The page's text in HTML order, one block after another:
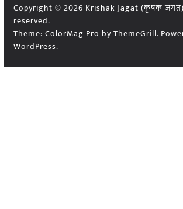
Copyright © 2026 Krishak Jagat (कृषक जगत)
reserved.
Theme: ColorMag Pro by ThemeGrill.
WordPress.